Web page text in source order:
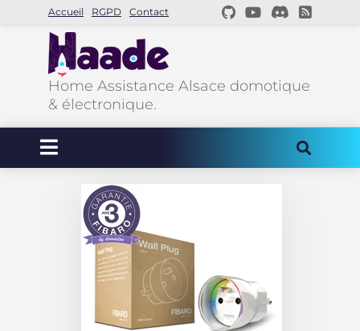
Accueil RGPD Contact
Home Assistance Alsace domotique
& électronique.